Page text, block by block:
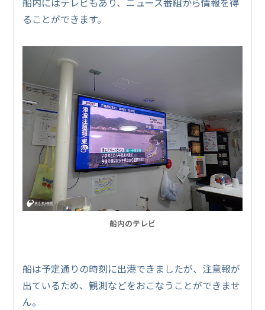
ることができます。
船内のテレビ
船は予定通りの時刻に出港できましたが、注意報が
出ているため、観測などをおこなうことができませ
ん。